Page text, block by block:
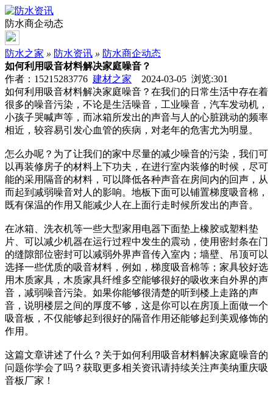
防水商企动态
防水之家 » 防水资讯 » 防水商企动态
如何利用吸音材料解决家庭噪音？
作者：15215283776 建材之家 2024-03-05 浏览:301
如何利用吸音材料解决家庭噪音？在我们的日常生活中存在着
很多的噪音污染，不论是生活噪音，工业噪音，汽车发动机，
小孩子哭喊声等，而冰箱所发出的声音与人的心脏跳动的频率
相近，较容易引发心血管的疾病，对老年的危害尤为明显。
怎么办呢？为了让我们的家中尽量的减少噪音的污染，我们可
以再装修房子的材料上下功夫，在进行室内装修的时候，尽可
能的采用隔音的材料，可以降低各种声音在房间内的回声，从
而起到减弱噪音对人的影响。地板下面可以铺置梯度吸音棉，
既有保温的作用又能减少人在上面行走时候所发出的声音。
在冰箱、洗衣机等一些大型家用电器下面垫上橡胶或塑料垫
片、可以减少机器在运行过程中发生的震动，使用密封条在门
的缝隙部位密封可以减弱外界声音传入室内；墙壁、吊顶可以
选择一些优质的吸音材料，例如，梯度吸音棉等；家具较好选
用木质家具，木质家具纤维多空能够很好的吸收来自外界的声
音，减弱噪音污染。如果你能够很清楚的听到楼上走路的声
音，说明楼层之间的厚度不够，这是你可以在房顶上面做一个
吸音板，不仅能够起到很好的隔音作用还能够起到美观修饰的
作用。
这篇文章讲述了什么？关于如何利用吸音材料解决家庭噪音的
问题你学会了吗？获取更多相关资讯请持续关注声美纳重庆吸
音板厂家！